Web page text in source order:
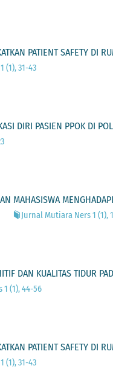
PATIENT SAFETY DI
(1), 31-43
DIRI PASIEN PPOK DI
MAHASISWA
Jurnal Mutiara Ners 1 (1),
DAN KUALITAS TIDUR
(1), 44-56
PATIENT SAFETY DI
(1), 31-43